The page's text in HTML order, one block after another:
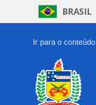
BRASIL
Ir para o conteúdo